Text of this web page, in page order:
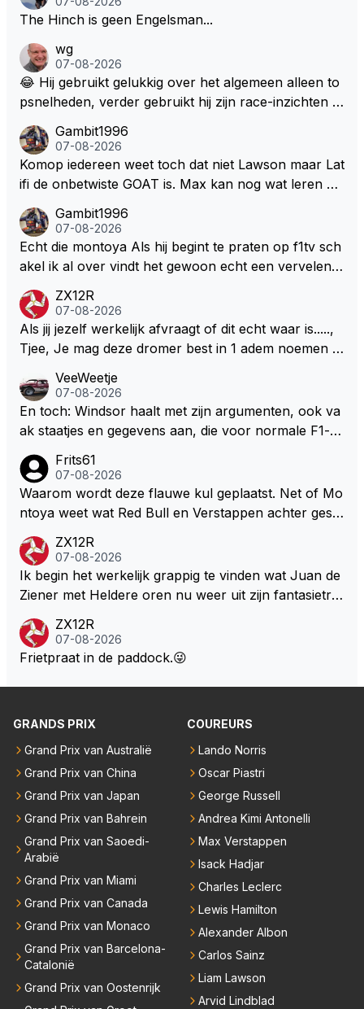
The Hinch is geen Engelsman...
wg
07-08-2026
😂 Hij gebruikt gelukkig over het algemeen alleen to
psnelheden, verder gebruikt hij zijn race-inzichten q
een bocht zegt helemaal niets, dus wat dat betreft h
eeft hij sowieso gelijk 😂.
Gambit1996
07-08-2026
Komop iedereen weet toch dat niet Lawson maar Lat
ifi de onbetwiste GOAT is. Max kan nog wat leren va
milton, hahahaha. Latifi pakt ze allemaal met de oge
n dicht met als onbetwiste nummer 2 of GOATINES
S Lawson natuurlijk 😂😂😂😂😂
Gambit1996
07-08-2026
Echt die montoya Als hij begint te praten op f1tv sch
akel ik al over vindt het gewoon echt een vervelend
weet 🤮🤮
ZX12R
07-08-2026
Als jij jezelf werkelijk afvraagt of dit echt waar is.....,
Tjee, Je mag deze dromer best in 1 adem noemen m
aar voordragen uit eigen geest. Kan mij voorstellen d
at je het leuk vindt sprookjes te luisteren maar heb jij
jezelf dan ook wel eens afgevraagd of de dappere b
ze wolff gesneden heeft?
VeeWeetje
07-08-2026
En toch: Windsor haalt met zijn argumenten, ook va
ak staatjes en gegevens aan, die voor normale F1-fa
okies made of your own dough" 🤣
Frits61
07-08-2026
Waarom wordt deze flauwe kul geplaatst. Net of Mo
ntoya weet wat Red Bull en Verstappen achter geslo
ZX12R
07-08-2026
Ik begin het werkelijk grappig te vinden wat Juan de
Ziener met Heldere oren nu weer uit zijn fantasietro
zijn eigen lege geest, of, hij behoort tot de intimi van
Team Verstappen...., Praten doet ie in iedergeval ma
ZX12R
07-08-2026
Frietpraat in de paddock.😜
GRANDS PRIX
Grand Prix van Australië
Grand Prix van China
Grand Prix van Japan
Grand Prix van Bahrein
Grand Prix van Saoedi-
Arabië
Grand Prix van Miami
Grand Prix van Canada
Grand Prix van Monaco
Grand Prix van Barcelona-
Catalonië
Grand Prix van Oostenrijk
COUREURS
Lando Norris
Oscar Piastri
George Russell
Andrea Kimi Antonelli
Max Verstappen
Isack Hadjar
Charles Leclerc
Lewis Hamilton
Alexander Albon
Carlos Sainz
Liam Lawson
Arvid Lindblad